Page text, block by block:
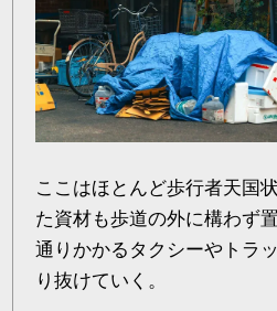
ここはほとんど歩行者天国
た資材も歩道の外に構わず
通りかかるタクシーやトラ
り抜けていく。